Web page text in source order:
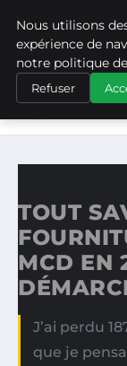
ASVPP
ACCUEIL
TOUT SAVOIR
TOUT
MCD EN
J’ai perdu
que je
Nous utilisons
expérience de
notre politique
Refuser